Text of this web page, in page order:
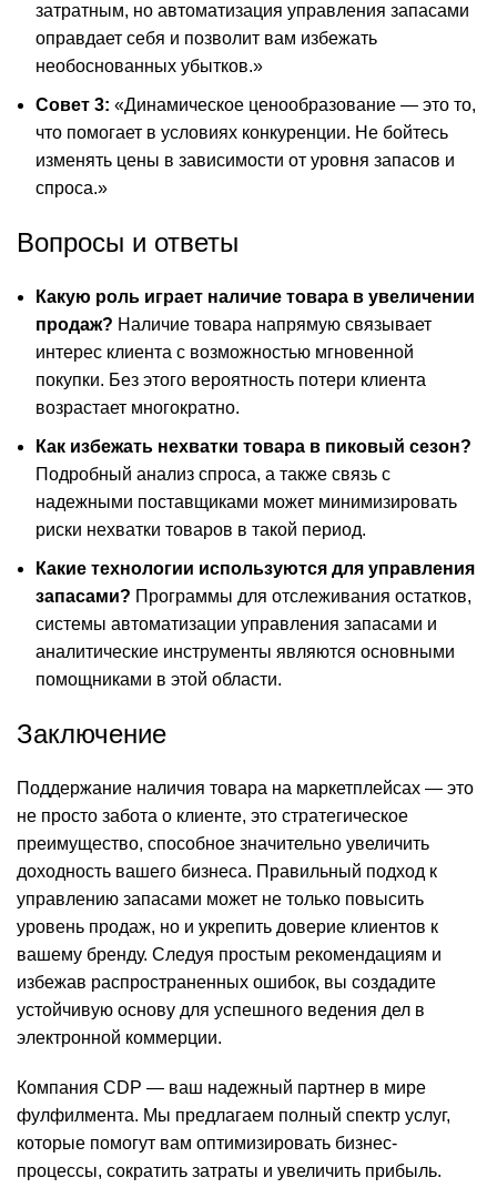
затратным, но автоматизация управления запасами
оправдает себя и позволит вам избежать
необоснованных убытков.»
Совет 3: «Динамическое ценообразование — это то,
что помогает в условиях конкуренции. Не бойтесь
изменять цены в зависимости от уровня запасов и
спроса.»
Вопросы и ответы
Какую роль играет наличие товара в увеличении
продаж? Наличие товара напрямую связывает
интерес клиента с возможностью мгновенной
покупки. Без этого вероятность потери клиента
возрастает многократно.
Как избежать нехватки товара в пиковый сезон?
Подробный анализ спроса, а также связь с
надежными поставщиками может минимизировать
риски нехватки товаров в такой период.
Какие технологии используются для управления
запасами? Программы для отслеживания остатков,
системы автоматизации управления запасами и
аналитические инструменты являются основными
помощниками в этой области.
Заключение
Поддержание наличия товара на маркетплейсах — это
не просто забота о клиенте, это стратегическое
преимущество, способное значительно увеличить
доходность вашего бизнеса. Правильный подход к
управлению запасами может не только повысить
уровень продаж, но и укрепить доверие клиентов к
вашему бренду. Следуя простым рекомендациям и
избежав распространенных ошибок, вы создадите
устойчивую основу для успешного ведения дел в
электронной коммерции.
Компания CDP — ваш надежный партнер в мире
фулфилмента. Мы предлагаем полный спектр услуг,
которые помогут вам оптимизировать бизнес-
процессы, сократить затраты и увеличить прибыль.